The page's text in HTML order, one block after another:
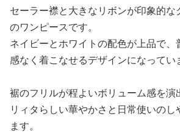
セーラー襟と大きなリボンが印象的な
のワンピースです。
ネイビーとホワイトの配色が上品で、
感なく着こなせるデザインになってい
裾のフリルが程よいボリューム感を演
リィタらしい華やかさと日常使いの
ます。